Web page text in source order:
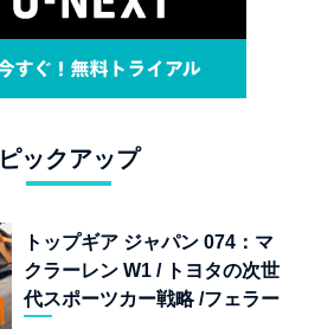
ピックアップ
トップギア ジャパン 074：マ
クラーレン W1 / トヨタの次世
代スポーツカー戦略 /フェラー